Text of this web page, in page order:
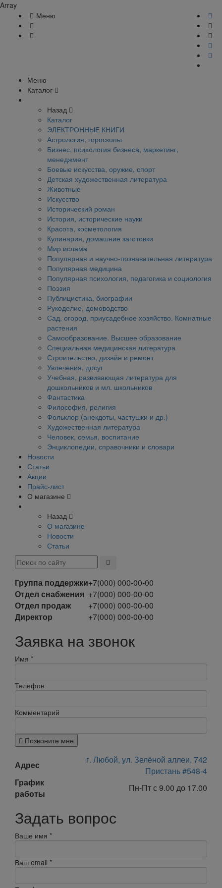
Array
Меню
Меню
Каталог
Назад
Каталог
ЭЛЕКТРОННЫЕ КНИГИ
Астрология, гороскопы
Бизнес, психология бизнеса, маркетинг,
менеджмент
Боевые искусства, оружие, спорт
Детская художественная литература
Животные
Искусство
Исторический роман
История, исторические науки
Красота, косметология
Кулинария, домашние заготовки
Мир ислама
Популярная и научно-познавательная литература
Популярная медицина
Популярная психология, педагогика и социология
Поэзия
Публицистика, биографии
Рукоделие, домоводство
Сад, огород, приусадебное хозяйство. Комнатные
растения
Самообразование. Высшее образование
Специальная медицинская литература
Строительство, дизайн и ремонт
Увлечения, досуг
Учебная, развивающая литература для
дошкольников и мл. школьников
Фантастика
Философия, религия
Фольклор (анекдоты, частушки и др.)
Художественная литература
Человек, семья, воспитание
Энциклопедии, справочники и словари
Новости
Статьи
Акции
Прайс-лист
О магазине
Назад
О магазине
Новости
Статьи
Группа поддержки+7(000) 000-00-00
Отдел снабжения +7(000) 000-00-00
Отдел продаж
+7(000) 000-00-00
Директор
+7(000) 000-00-00
Заявка на звонок
Имя *
Телефон
Комментарий
Позвоните мне
Адрес
г. Любой, ул. Зелёной аллеи, 742
Пристань #548-4
График
работы
Пн-Пт с 9.00 до 17.00
Задать вопрос
Ваше имя *
Ваш email *